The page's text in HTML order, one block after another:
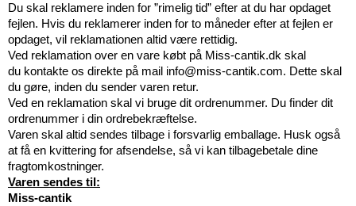
Du skal reklamere inden for ”rimelig tid” efter at du har opdaget
fejlen. Hvis du reklamerer inden for to måneder efter at fejlen er
opdaget, vil reklamationen altid være rettidig.
Ved reklamation over en vare købt på Miss-cantik.dk skal
du kontakte os direkte på mail info@miss-cantik.com. Dette skal
du gøre, inden du sender varen retur.
Ved en reklamation skal vi bruge dit ordrenummer. Du finder dit
ordrenummer i din ordrebekræftelse.
Varen skal altid sendes tilbage i forsvarlig emballage. Husk også
at få en kvittering for afsendelse, så vi kan tilbagebetale dine
fragtomkostninger.
Varen sendes til:
Miss-cantik